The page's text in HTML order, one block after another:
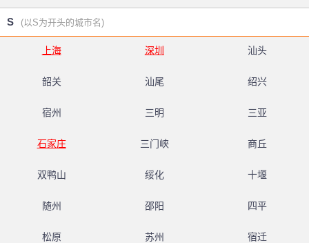
S (以S为开头的城市名)
上海 深圳 汕头
韶关 汕尾 绍兴
宿州 三明 三亚
石家庄 三门峡 商丘
双鸭山 绥化 十堰
随州 邵阳 四平
松原 苏州 宿迁